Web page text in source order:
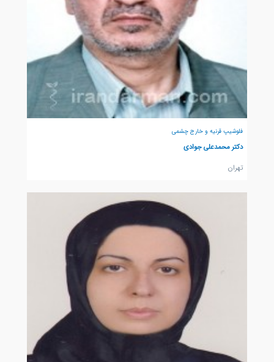
فلوشیپ قرنیه و خارج چشمی
دکتر محمدعلی جوادی
تهران